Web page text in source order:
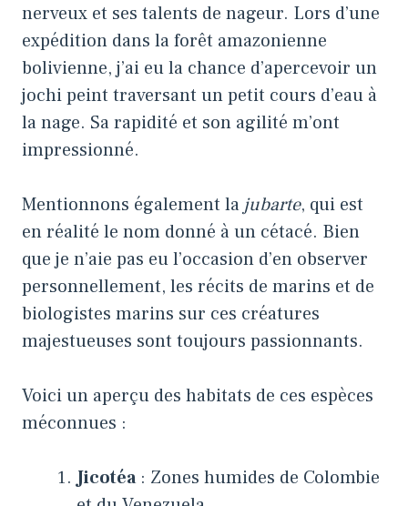
nerveux et ses talents de nageur. Lors d’une
expédition dans la forêt amazonienne
bolivienne, j’ai eu la chance d’apercevoir un
jochi peint traversant un petit cours d’eau à
la nage. Sa rapidité et son agilité m’ont
impressionné.
Mentionnons également la jubarte, qui est
en réalité le nom donné à un cétacé. Bien
que je n’aie pas eu l’occasion d’en observer
personnellement, les récits de marins et de
biologistes marins sur ces créatures
majestueuses sont toujours passionnants.
Voici un aperçu des habitats de ces espèces
méconnues :
Jicotéa: Zones humides de Colombie